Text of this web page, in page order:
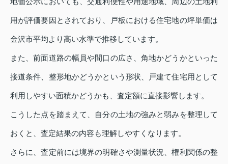
用が評価要因とされており、戸板における住宅地の坪単価は
金沢市平均より高い水準で推移しています。
また、前面道路の幅員や間口の広さ、角地かどうかといった
接道条件、整形地かどうかという形状、戸建て住宅用として
利用しやすい面積かどうかも、査定額に直接影響します。
こうした点を踏まえて、自分の土地の強みと弱みを整理して
おくと、査定結果の内容も理解しやすくなります。
さらに、査定前には境界の明確さや測量状況、権利関係の整